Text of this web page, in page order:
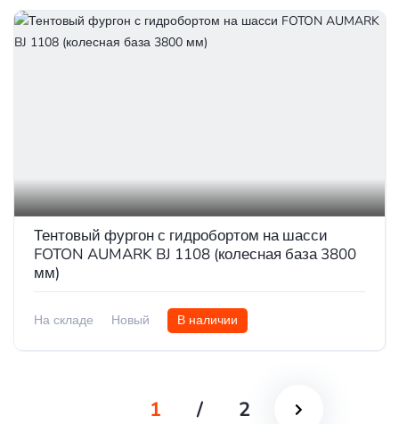
Тентовый фургон с гидробортом на шасси
FOTON AUMARK BJ 1108 (колесная база 3800
мм)
На складе Новый В наличии
1 / 2